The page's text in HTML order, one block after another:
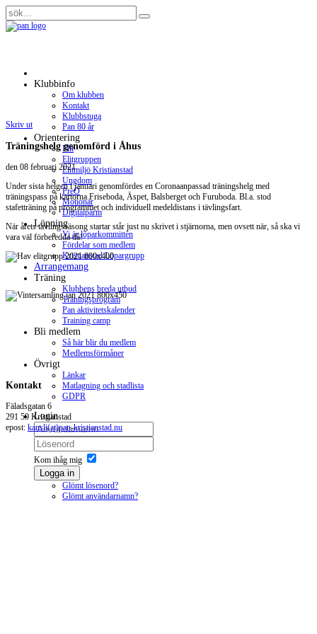
Klubbinfo
Om klubben
Kontakt
Klubbstuga
Pan 80 år
Orientering
Elit
Elitgruppen
Elitmiljö Kristianstad
Ungdom
PreO
Motionär
Digitalpärm
Löpning
Vi är löparkommittén
Fördelar som medlem
Kristianstad Löpargrupp
Arrangemang
Träning
Klubbens breda utbud
Träningsprogram
Pan aktivitetskalender
Training camp
Bli medlem
Så här blir du medlem
Medlemsförmåner
Övrigt
Länkar
Matlagning och stadlista
GDPR
Login
Kom ihåg mig
Logga in
Glömt lösenord?
Glömt användarnamn?
Skriv ut
Träningshelg genomförd i Åhus
den 08 februari 2021.
Under sista helgen i januari genomfördes en Coronaanpassad träningshelg med
träningspass på kartorna Friseboda, Äspet, Balsberget och Furuboda. Bl.a. stod
stafetträning på programmet och individuell medeldistans i tävlingsfart.
När årets tävlingssäsong startar står just nu skrivet i stjärnorna, men ovsett när, så ska vi
vara väl förberedda då!
Kontakt
Fäladsgatan 6
291 59 Kristianstad
epost: kansli(at)pan-kristianstad.nu